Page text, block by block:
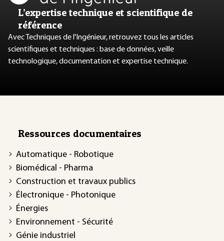
L’expertise technique et scientifique de
référence
Avec Techniques de l'Ingénieur, retrouvez tous les articles
scientifiques et techniques : base de données, veille
technologique, documentation et expertise technique.
Ressources documentaires
Automatique - Robotique
Biomédical - Pharma
Construction et travaux publics
Électronique - Photonique
Énergies
Environnement - Sécurité
Génie industriel